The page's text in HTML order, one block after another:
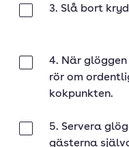
3. Slå bort
4. När
rör om
kokpunkten.
5. Servera
gästerna